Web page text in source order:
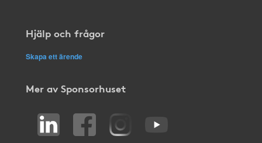
Hjälp och frågor
Skapa ett ärende
Mer av Sponsorhuset